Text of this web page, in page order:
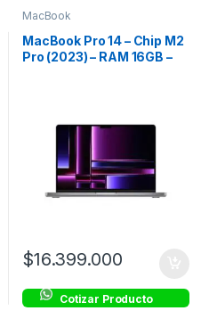
MacBook
MacBook Pro 14 – Chip M2
Pro (2023) – RAM 16GB –
$16.399.000
Cotizar Producto